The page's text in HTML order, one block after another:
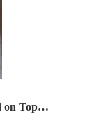
on Top…